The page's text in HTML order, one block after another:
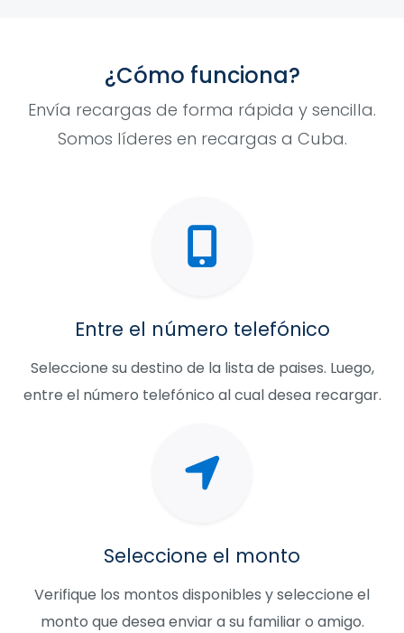
¿Cómo funciona?
Envía recargas de forma rápida y sencilla.
Somos líderes en recargas a Cuba.
Entre el número telefónico
Seleccione su destino de la lista de paises. Luego,
entre el número telefónico al cual desea recargar.
Seleccione el monto
Verifique los montos disponibles y seleccione el
monto que desea enviar a su familiar o amigo.